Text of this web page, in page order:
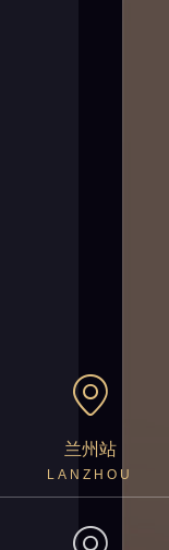
兰州站
LANZHOU